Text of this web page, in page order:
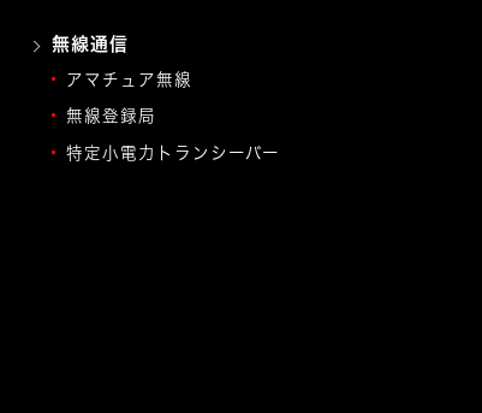
無線通信
アマチュア無線
無線登録局
特定小電力トランシーバー